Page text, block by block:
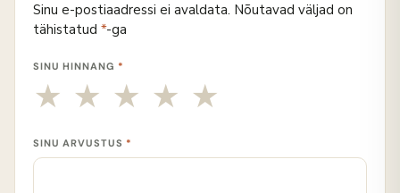
Sinu e-postiaadressi ei avaldata. Nõutavad väljad on
tähistatud *-ga
SINU HINNANG *
SINU ARVUSTUS *